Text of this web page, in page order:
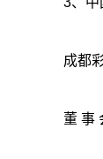
成都